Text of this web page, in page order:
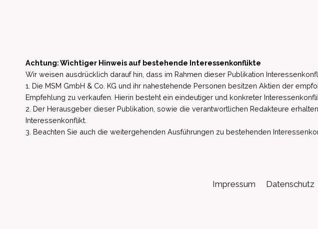
Achtung: Wichtiger Hinweis auf bestehende Interessenkonflikte
Wir weisen ausdrücklich darauf hin, dass im Rahmen dieser Publikation
1. Die MSM GmbH & Co. KG und ihr nahestehende Personen besitzen Aktien der
Empfehlung zu verkaufen. Hierin besteht ein eindeutiger und konkreter
2. Der Herausgeber dieser Publikation, sowie die verantwortlichen Redakteure
Interessenkonflikt.
3. Beachten Sie auch die weitergehenden Ausführungen zu bestehenden
Impressum Datenschutz